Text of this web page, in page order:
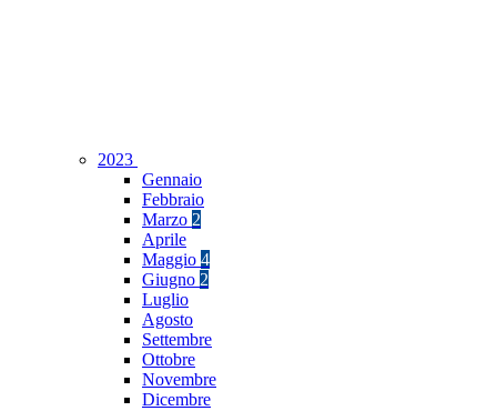
2023
Gennaio
Febbraio
Marzo 2
Aprile
Maggio 4
Giugno 2
Luglio
Agosto
Settembre
Ottobre
Novembre
Dicembre